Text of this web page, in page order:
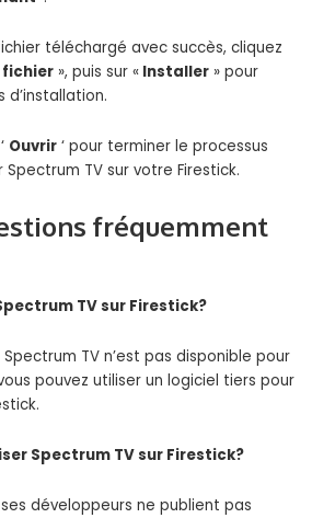
téléchargé avec succès, cliquez
fichier », puis sur « Installer » pour
d’installation.
Ouvrir ‘ pour terminer le processus
TV sur votre Firestick.
fréquemment
TV sur Firestick?
TV n’est pas disponible pour
pouvez utiliser un logiciel tiers pour
Spectrum TV sur Firestick?
développeurs ne publient pas